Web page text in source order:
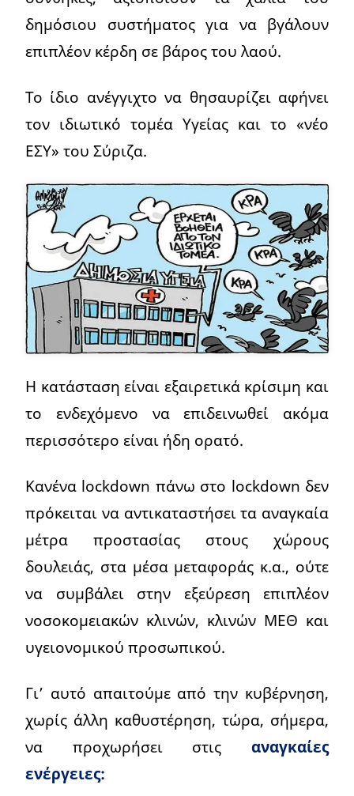
δημόσιου συστήματος για να βγάλουν
επιπλέον κέρδη σε βάρος του λαού.
Το ίδιο ανέγγιχτο να θησαυρίζει αφήνει
τον ιδιωτικό τομέα Υγείας και το «νέο
ΕΣΥ» του Σύριζα.
Η κατάσταση είναι εξαιρετικά κρίσιμη και
το ενδεχόμενο να επιδεινωθεί ακόμα
περισσότερο είναι ήδη ορατό.
Κανένα lockdown πάνω στο lockdown δεν
πρόκειται να αντικαταστήσει τα αναγκαία
μέτρα προστασίας στους χώρους
δουλειάς, στα μέσα μεταφοράς κ.α., ούτε
να συμβάλει στην εξεύρεση επιπλέον
νοσοκομειακών κλινών, κλινών ΜΕΘ και
υγειονομικού προσωπικού.
Γι’ αυτό απαιτούμε από την κυβέρνηση,
χωρίς άλλη καθυστέρηση, τώρα, σήμερα,
να προχωρήσει στις αναγκαίες
ενέργειες: